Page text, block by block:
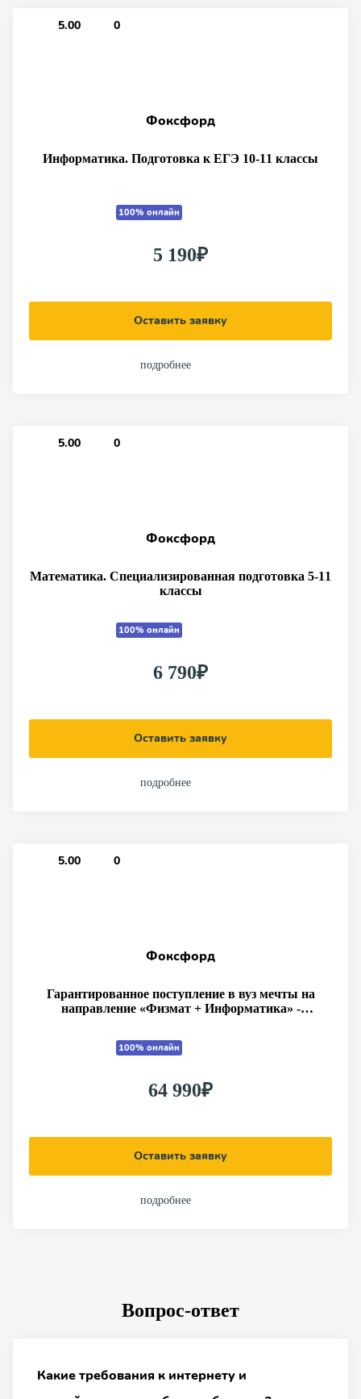
5.00 0
Фоксфорд
Информатика. Подготовка к ЕГЭ 10-11 классы
100% онлайн
5 190₽
Оставить заявку
подробнее
5.00 0
Фоксфорд
Математика. Специализированная подготовка 5-11
классы
100% онлайн
6 790₽
Оставить заявку
подробнее
5.00 0
Фоксфорд
Гарантированное поступление в вуз мечты на
направление «Физмат + Информатика» -
100% онлайн
64 990₽
Оставить заявку
подробнее
Вопрос-ответ
Какие требования к интернету и